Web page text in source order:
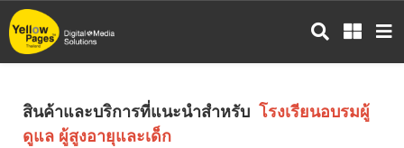
ข้าม
ไป
สินค้าและบริการที่แนะนำสำหรับ โรงเรียนอบรมผู้
ดูแล ผู้สูงอายุและเด็ก